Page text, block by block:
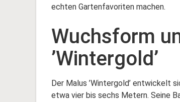
echten Gartenfavoriten machen.
Wuchsform
’Wintergold’
Der Malus ’Wintergold’ entwickelt
etwa vier bis sechs Metern. Seine